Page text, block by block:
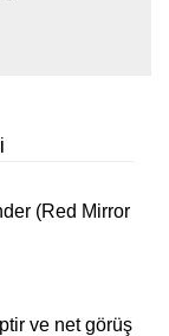
(Red Mirror
ve net görüş